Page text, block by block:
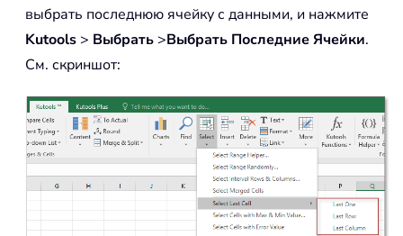
выбрать последнюю ячейку с данными, и нажмите
Kutools > Выбрать >Выбрать Последние Ячейки.
См. скриншот: